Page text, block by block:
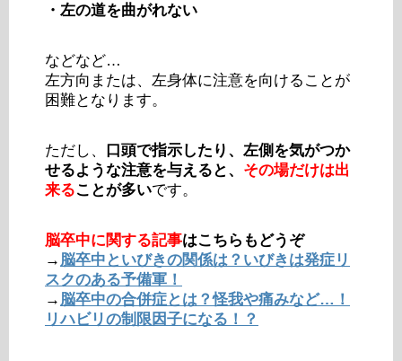
・左の道を曲がれない
などなど…
左方向または、左身体に注意を向けることが
困難となります。
ただし、
口頭で指示したり、左側を気がつか
せるような注意を与えると、 その場だけは出
来ることが多いです。
脳卒中に関する記事はこちらもどうぞ
→ 脳卒中といびきの関係は？いびきは発症リ
スクのある予備軍！
→ 脳卒中の合併症とは？怪我や痛みなど…！
リハビリの制限因子になる！？